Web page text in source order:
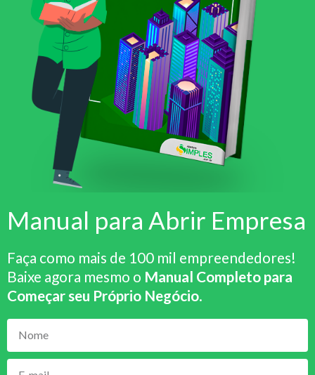
Manual para Abrir Empresa
Faça como mais de 100 mil empreendedores!
Baixe agora mesmo o Manual Completo para
Começar seu Próprio Negócio.